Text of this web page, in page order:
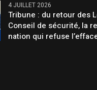
4 JUILLET 2026
Tribune : du retour des
Conseil de sécurité, la
nation qui refuse